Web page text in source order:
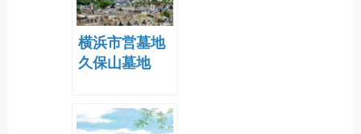
横浜市営墓地
久保山墓地